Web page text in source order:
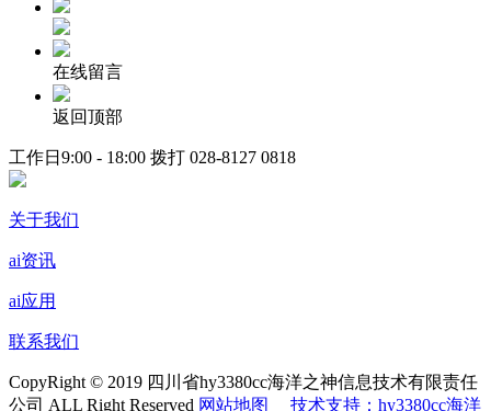
在线留言
返回顶部
工作日9:00 - 18:00 拨打 028-8127 0818
关于我们
ai资讯
ai应用
联系我们
CopyRight © 2019 四川省hy3380cc海洋之神信息技术有限责任
公司 ALL Right Reserved 网站地图 技术支持：hy3380cc海洋